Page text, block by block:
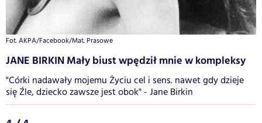
Fot. AKPA/Facebook/Mat. Prasowe
JANE BIRKIN Mały biust wpędził mnie w kompleksy
"Córki nadawały mojemu Życiu cel i sens. nawet gdy dzieje
się Źle, dziecko zawsze jest obok" - Jane Birkin